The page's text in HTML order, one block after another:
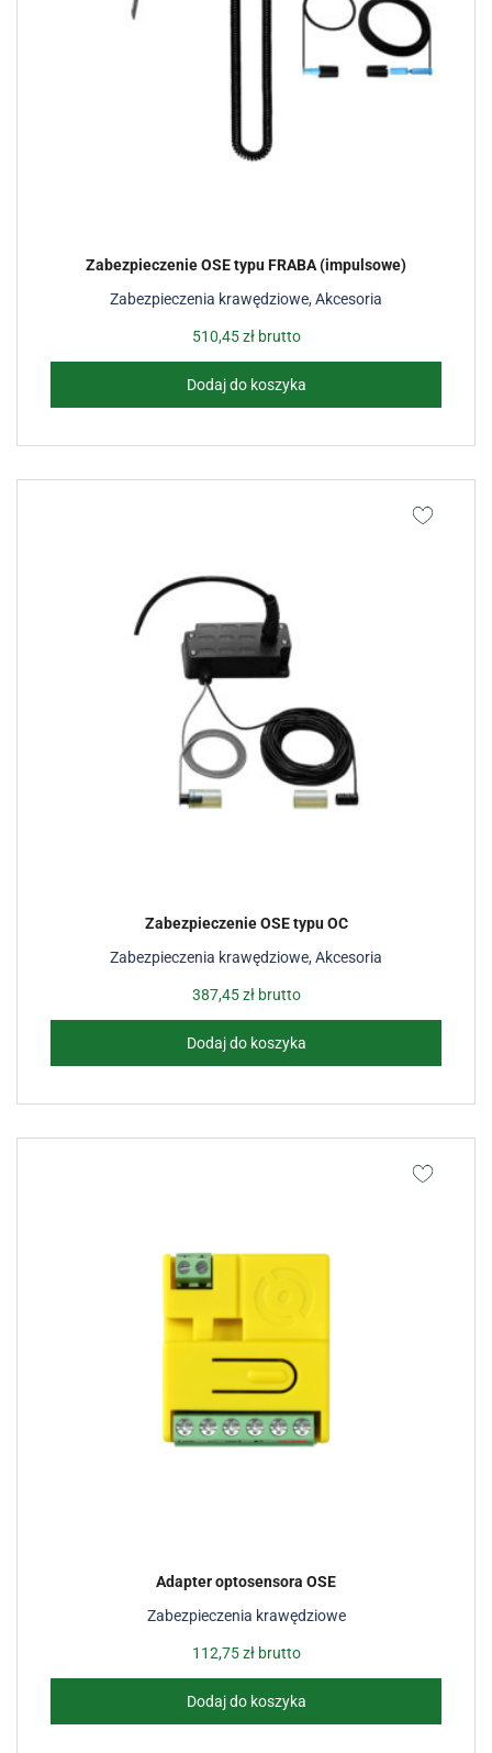
Zabezpieczenia krawędziowe,Akcesoria
Zabezpieczenie OSE typu FRABA (impulsowe)
510,45złbrutto
Dodaj do koszyka
Zabezpieczenia krawędziowe,Akcesoria
Zabezpieczenie OSE typu OC
387,45złbrutto
Dodaj do koszyka
Zabezpieczenia krawędziowe
Adapter optosensora OSE
112,75złbrutto
Dodaj do koszyka